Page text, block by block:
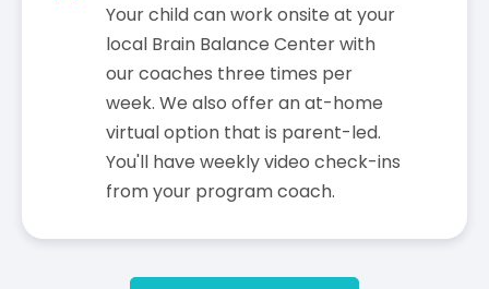
Your child can work onsite at your
local Brain Balance Center with
our coaches three times per
week. We also offer an at-home
virtual option that is parent-led.
You'll have weekly video check-ins
from your program coach.